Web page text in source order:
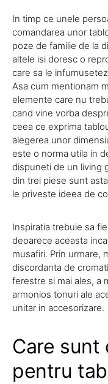
In timp ce unele
comandarea unor
poze de familie de la
altele isi doresc o
care sa le
Asa cum mentionam
elemente care nu
cand vine vorba
ceea ce exprima
alegerea unor
este o norma utila in
dispuneti de un living
din trei piese sunt
le priveste ideea de
Inspiratia trebuie sa
deoarece aceasta
musafiri. Prin urmare,
discordanta de
ferestre si mai ales, a
armonios tonuri ale
unitar in accesorizare.
Care
pentru